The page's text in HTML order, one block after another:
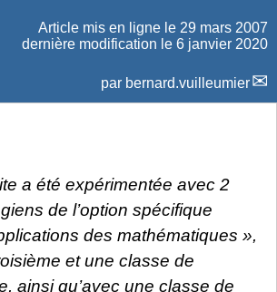
Article mis en ligne le 29 mars 2007
dernière modification le 6 janvier 2020
par bernard.vuilleumier
a été expérimentée avec 2
de l’option spécifique
des mathématiques »,
et une classe de
ainsi qu’avec une classe de